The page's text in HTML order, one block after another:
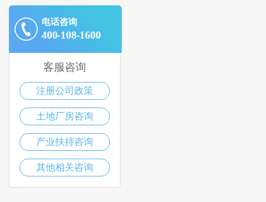
电话咨询
400-108-1600
客服咨询
注册公司政策
土地厂房咨询
产业扶持咨询
其他相关咨询